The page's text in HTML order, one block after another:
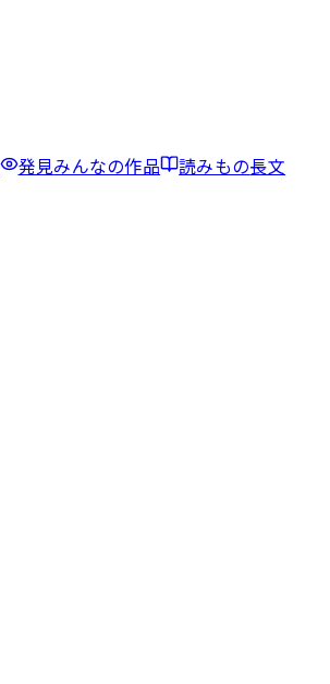
発見みんなの作品 読みもの長文